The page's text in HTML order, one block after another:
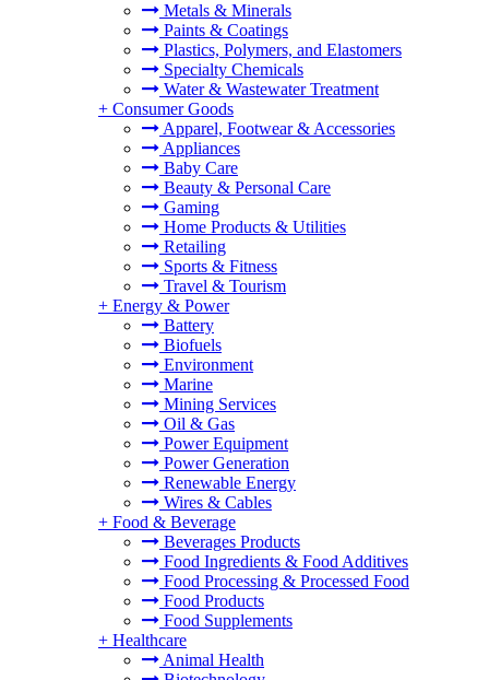
Metals & Minerals
Paints & Coatings
Plastics, Polymers, and Elastomers
Specialty Chemicals
Water & Wastewater Treatment
+ Consumer Goods
Apparel, Footwear & Accessories
Appliances
Baby Care
Beauty & Personal Care
Gaming
Home Products & Utilities
Retailing
Sports & Fitness
Travel & Tourism
+ Energy & Power
Battery
Biofuels
Environment
Marine
Mining Services
Oil & Gas
Power Equipment
Power Generation
Renewable Energy
Wires & Cables
+ Food & Beverage
Beverages Products
Food Ingredients & Food Additives
Food Processing & Processed Food
Food Products
Food Supplements
+ Healthcare
Animal Health